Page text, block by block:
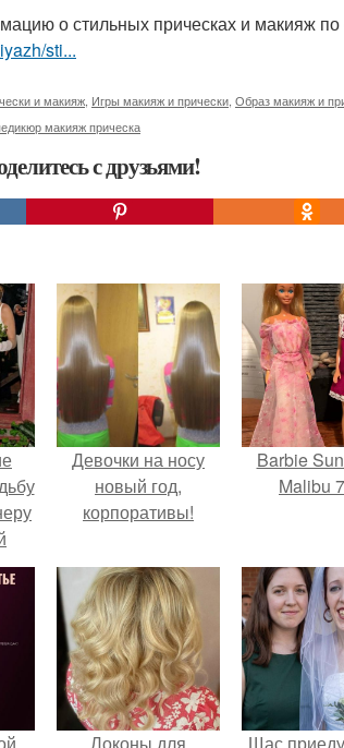
о стильных прическах и макияж по
sti...
и макияж Игры макияж и прически Образ макияж и
макияж прическа
с друзьями!
Девочки на носу
новый год,
корпоративы!
Barbie
Malibu